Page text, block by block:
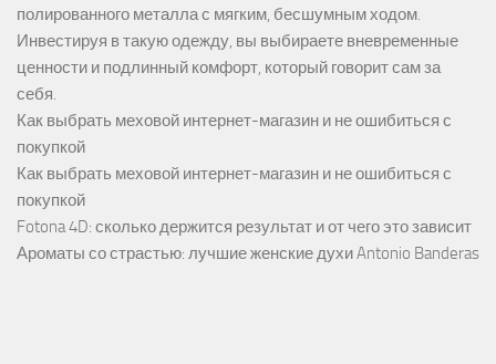
полированного металла с мягким, бесшумным ходом.
Инвестируя в такую одежду, вы выбираете вневременные
ценности и подлинный комфорт, который говорит сам за
себя.
Как выбрать меховой интернет-магазин и не ошибиться с
покупкой
Как выбрать меховой интернет-магазин и не ошибиться с
покупкой
Fotona 4D: сколько держится результат и от чего это зависит
Ароматы со страстью: лучшие женские духи Antonio Banderas